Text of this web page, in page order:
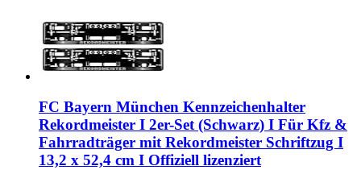
FC Bayern München Kennzeichenhalter
Rekordmeister I 2er-Set (Schwarz) I Für Kfz &
Fahrradträger mit Rekordmeister Schriftzug I
13,2 x 52,4 cm I Offiziell lizenziert